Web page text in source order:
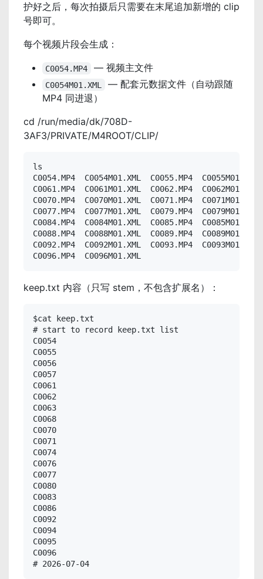
护好之后，每次拍摄后只需要在末尾追加新增的 clip
号即可。
每个视频片段会生成：
C0054.MP4 — 视频主文件
C0054M01.XML
— 配套元数据文件（自动跟随
MP4 同进退）
cd /run/media/dk/708D-
3AF3/PRIVATE/M4ROOT/CLIP/
ls
C0054.MP4  C0054M01.XML  C0055.MP4
C0061.MP4  C0061M01.XML  C0062.MP4
C0070.MP4  C0070M01.XML  C0071.MP4
C0077.MP4  C0077M01.XML  C0079.MP4
C0084.MP4  C0084M01.XML  C0085.MP4
C0088.MP4  C0088M01.XML  C0089.MP4
C0092.MP4  C0092M01.XML  C0093.MP4
C0096.MP4  C0096M01.XML
keep.txt 内容（只写 stem，不包含扩展名）：
$cat keep.txt
# start to record keep.txt list
C0054
C0055
C0056
C0057
C0061
C0062
C0063
C0068
C0070
C0071
C0074
C0076
C0077
C0080
C0083
C0086
C0092
C0094
C0095
C0096
# 2026-07-04